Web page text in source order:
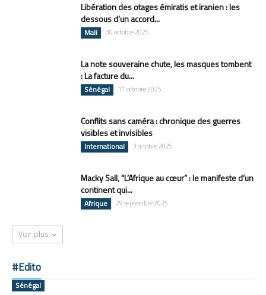
Libération des otages émiratis et iranien : les
dessous d’un accord...
Mali 30 octobre 2025
La note souveraine chute, les masques tombent
: La facture du...
Sénégal 11 octobre 2025
Conflits sans caméra : chronique des guerres
visibles et invisibles
International 3 octobre 2025
Macky Sall, “L’Afrique au cœur” : le manifeste d’un
continent qui...
Afrique 29 septembre 2025
Voir plus
#Edito
Sénégal